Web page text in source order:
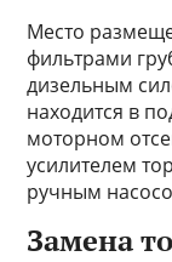
Место
фильтрами
дизельным
находится в
моторном
усилителем
ручным
Замена